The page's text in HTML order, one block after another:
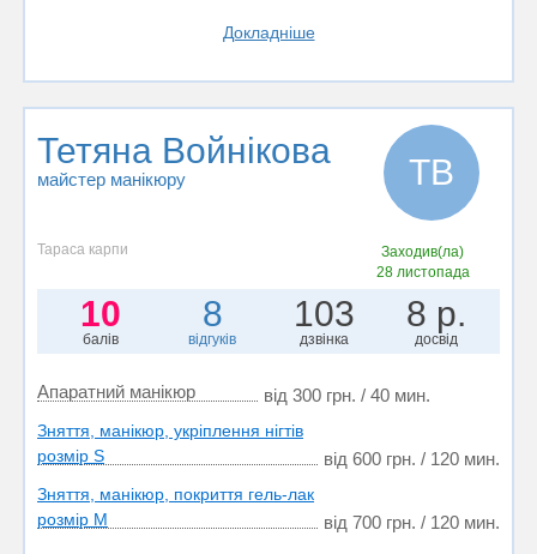
Докладніше
Тетяна Войнікова
майстер манікюру ТВ
Тараса карпи
Заходив(ла)
28 листопада
10
балів
8
відгуків
103
дзвінка
8 р.
досвід
Апаратний манікюр від 300 грн. / 40 мин.
Зняття, манікюр, укріплення нігтів
розмір S
від 600 грн. / 120 мин.
Зняття, манікюр, покриття гель-лак
розмір M
від 700 грн. / 120 мин.